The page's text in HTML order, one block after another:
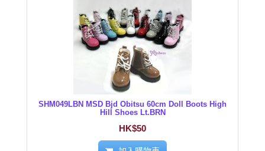
SHM049LBN MSD Bjd Obitsu 60cm Doll Boots High
Hill Shoes Lt.BRN
HK$50